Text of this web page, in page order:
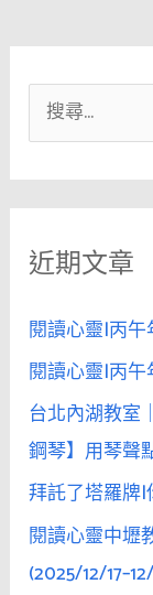
尋
關
字
近期文章
閱讀心靈|丙
閱讀心靈|丙
台北內湖教室
鋼琴】用琴聲
拜託了塔羅牌|
閱讀心靈中壢
(2025/12/